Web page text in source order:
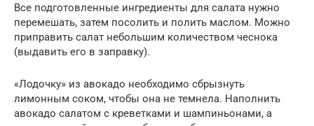
Все подготовленные ингредиенты для салата нужно
перемешать, затем посолить и полить маслом. Можно
приправить салат небольшим количеством чеснока
(выдавить его в заправку).
«Лодочку» из авокадо необходимо сбрызнуть
лимонным соком, чтобы она не темнела. Наполнить
авокадо салатом с креветками и шампиньонами, а